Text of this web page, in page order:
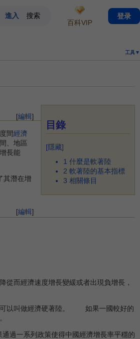
工具▼
目錄
[隱藏]
1 什麼是軟著陸
2 軟著陸的基本指標
3 相關條目
[編輯]
間經濟
、地區
長能
其潛在增
[編輯]
從而經濟速度增長變緩或者出現負增長，
可以叫做經濟硬著陸。 如果一國較好的
過一系列政策使得中國經濟增長率平穩的
百科VIP
登录